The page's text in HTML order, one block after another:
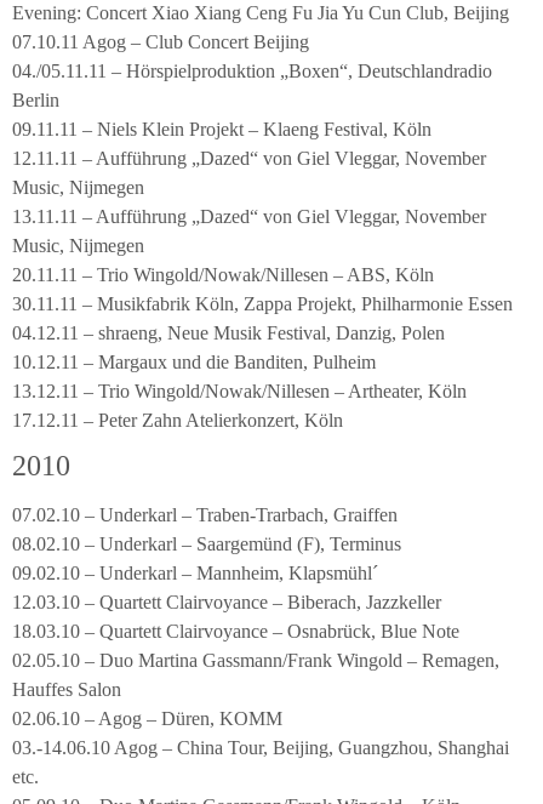
Evening: Concert Xiao Xiang Ceng Fu Jia Yu Cun Club, Beijing
07.10.11 Agog – Club Concert Beijing
04./05.11.11 – Hörspielproduktion „Boxen“, Deutschlandradio
Berlin
09.11.11 – Niels Klein Projekt – Klaeng Festival, Köln
12.11.11 – Aufführung „Dazed“ von Giel Vleggar, November
Music, Nijmegen
13.11.11 – Aufführung „Dazed“ von Giel Vleggar, November
Music, Nijmegen
20.11.11 – Trio Wingold/Nowak/Nillesen – ABS, Köln
30.11.11 – Musikfabrik Köln, Zappa Projekt, Philharmonie Essen
04.12.11 – shraeng, Neue Musik Festival, Danzig, Polen
10.12.11 – Margaux und die Banditen, Pulheim
13.12.11 – Trio Wingold/Nowak/Nillesen – Artheater, Köln
17.12.11 – Peter Zahn Atelierkonzert, Köln
2010
07.02.10 – Underkarl – Traben-Trarbach, Graiffen
08.02.10 – Underkarl – Saargemünd (F), Terminus
09.02.10 – Underkarl – Mannheim, Klapsmühl´
12.03.10 – Quartett Clairvoyance – Biberach, Jazzkeller
18.03.10 – Quartett Clairvoyance – Osnabrück, Blue Note
02.05.10 – Duo Martina Gassmann/Frank Wingold – Remagen,
Hauffes Salon
02.06.10 – Agog – Düren, KOMM
03.-14.06.10 Agog – China Tour, Beijing, Guangzhou, Shanghai
etc.